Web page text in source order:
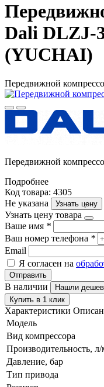
Dali DLZJ-
(YUCHAI)
Передвижной
Передвижной
Подробнее
Код товара: 4305
Не указана
Узнать цену
Узнать цену товара
Ваше имя *
Ваш номер телефона *
Email
Я согласен на
Отправить
В наличии
Нашли
Купить в 1 клик
Характеристики
Модель
Вид компрессора
Производительность,
Давление, бар
Тип привода